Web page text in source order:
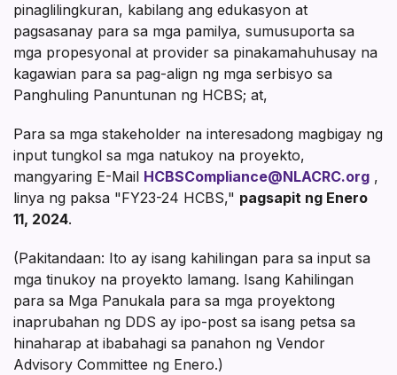
pinaglilingkuran, kabilang ang edukasyon at
pagsasanay para sa mga pamilya, sumusuporta sa
mga propesyonal at provider sa pinakamahuhusay na
kagawian para sa pag-align ng mga serbisyo sa
Panghuling Panuntunan ng HCBS; at,
Para sa mga stakeholder na interesadong magbigay ng
input tungkol sa mga natukoy na proyekto,
mangyaring E-Mail HCBSCompliance@NLACRC.org ,
linya ng paksa "FY23-24 HCBS," pagsapit ng Enero
11, 2024.
(Pakitandaan: Ito ay isang kahilingan para sa input sa
mga tinukoy na proyekto lamang. Isang Kahilingan
para sa Mga Panukala para sa mga proyektong
inaprubahan ng DDS ay ipo-post sa isang petsa sa
hinaharap at ibabahagi sa panahon ng Vendor
Advisory Committee ng Enero.)